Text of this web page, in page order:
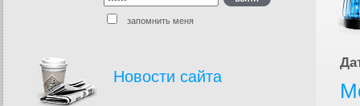
запомнить меня
Новости сайта